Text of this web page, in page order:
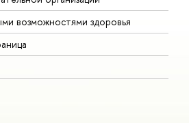
возможностями здоровья